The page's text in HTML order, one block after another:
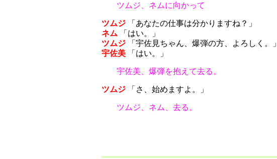
ツムジ、ネムに向かって
ツムジ「あなたの仕事は分かりますね？」
ネム 「はい。」
ツムジ「宇佐見ちゃん、爆弾の方、よろしく。」
宇佐美「はい。」
宇佐美、爆弾を抱えて去る。
ツムジ「さ、始めますよ。」
ツムジ、ネム、去る。